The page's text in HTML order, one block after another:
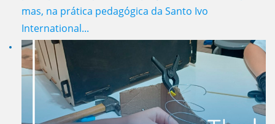
mas, na prática pedagógica da Santo Ivo
International...